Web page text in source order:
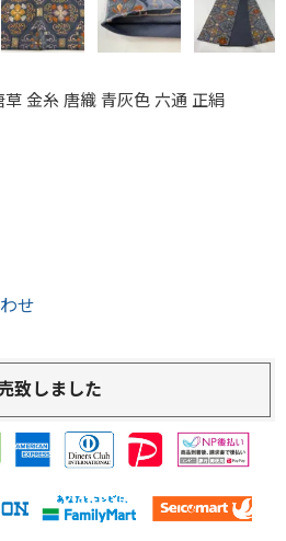
草 金糸 唐織 青灰色 六通 正絹
せ
致しました